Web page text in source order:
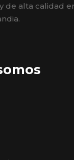
de alta calidad